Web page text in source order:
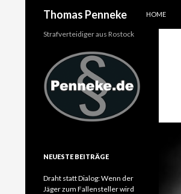
Thomas Penneke
HOME
Strafverteidiger aus Rostock
NEUESTE BEITRÄGE
Draht statt Dialog: Wenn der
Jäger zum Fallensteller wird